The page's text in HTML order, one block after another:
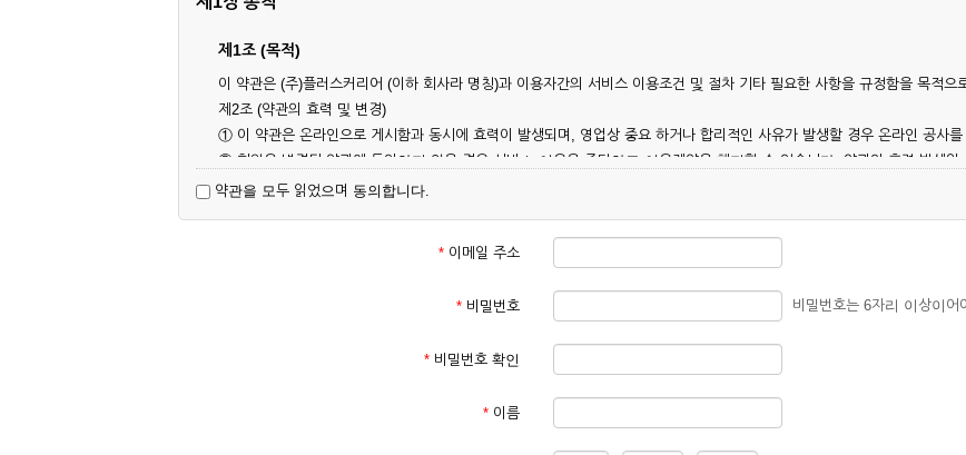
제1조 (목적)
이 약관은 (주)플러스커리어 (이하 회사라 명칭)과 이용자간의 서비스 이용조건 및 절차 기타 필요한 사항을 규정함을 목적으
제2조 (약관의 효력 및 변경)
① 이 약관은 온라인으로 게시함과 동시에 효력이 발생되며, 영업상 중요 하거나 합리적인 사유가 발생할 경우 온라인 공사
② 회원은 변경된 약관에 동의하지 않을 경우 서비스 이용을 중단하고 이용계약을 해지할 수 있습니다. 약관의 효력 발생
대해 동의한 것으로 간주됩니다.
제3조 (약관의 외 준칙)
이 약관에 명시되지 않은 사항은 회사의 공지, 이용안내 및 기타 관계법령의 규정에 따릅니다.
① 서비스 이용계약은 서비스 이용 희망자가 본 약관에 동의한 후 신청자의 실질 정보를 입력하여 회사에 신청하고 회사가
② 회원가입시 입력한 ID는 변경할 수 없으며, 회원 1인당 한 개의 ID가 발급됩니다. 부득이한 경우로 인해 변경하고자 하는
약관을 모두 읽었으며 동의합니다.
* 이메일 주소
* 비밀번호 비밀번호는 6자리 이상이어
* 비밀번호 확인
* 이름